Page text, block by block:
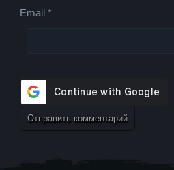
Email*